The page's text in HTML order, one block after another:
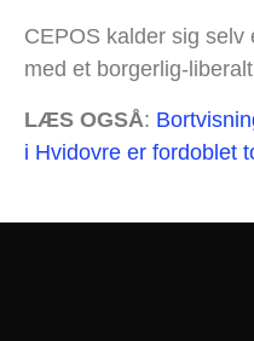
CEPOS kalder sig
med et borgerlig-
LÆS OGSÅ:
i Hvidovre er fordoblet